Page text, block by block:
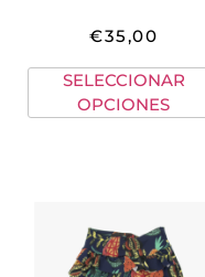
€35,00
SELECCIONAR
OPCIONES